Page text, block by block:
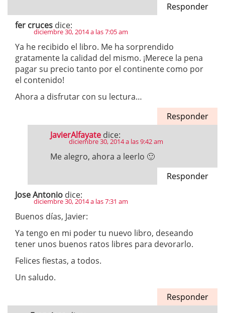
Responder
fer cruces dice:
diciembre 30, 2014 a las 7:05 am
Ya he recibido el libro. Me ha sorprendido
gratamente la calidad del mismo. ¡Merece la pena
pagar su precio tanto por el continente como por
el contenido!
Ahora a disfrutar con su lectura…
Responder
JavierAlfayate dice:
diciembre 30, 2014 a las 9:42 am
Me alegro, ahora a leerlo 🙂
Responder
Jose Antonio dice:
diciembre 30, 2014 a las 7:31 am
Buenos días, Javier:
Ya tengo en mi poder tu nuevo libro, deseando
tener unos buenos ratos libres para devorarlo.
Felices fiestas, a todos.
Un saludo.
Responder